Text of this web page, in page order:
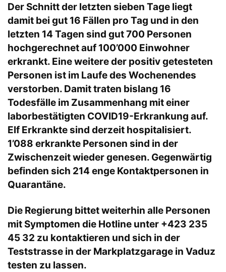
Der Schnitt der letzten sieben Tage liegt
damit bei gut 16 Fällen pro Tag und in den
letzten 14 Tagen sind gut 700 Personen
hochgerechnet auf 100’000 Einwohner
erkrankt. Eine weitere der positiv getesteten
Personen ist im Laufe des Wochenendes
verstorben. Damit traten bislang 16
Todesfälle im Zusammenhang mit einer
laborbestätigten COVID19-Erkrankung auf.
Elf Erkrankte sind derzeit hospitalisiert.
1’088 erkrankte Personen sind in der
Zwischenzeit wieder genesen. Gegenwärtig
befinden sich 214 enge Kontaktpersonen in
Quarantäne.
Die Regierung bittet weiterhin alle Personen
mit Symptomen die Hotline unter +423 235
45 32 zu kontaktieren und sich in der
Teststrasse in der Markplatzgarage in Vaduz
testen zu lassen.